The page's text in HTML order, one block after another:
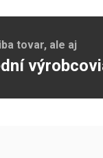
tovar, ale aj